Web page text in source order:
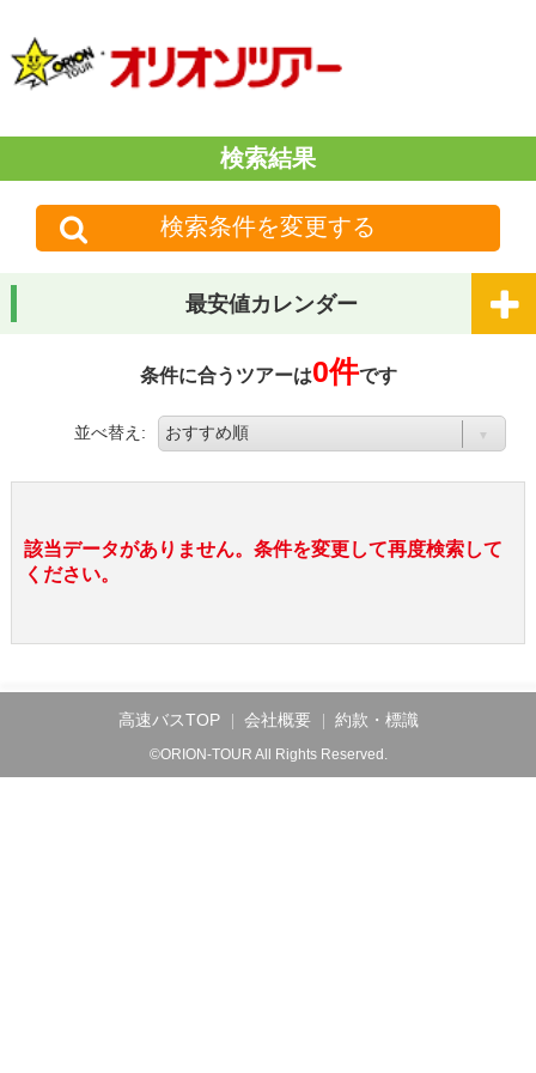
検索結果
検索条件を変更する
最安値カレンダー
条件に合うツアーは0件です
並べ替え:
該当データがありません。条件を変更して再度検索して
ください。
高速バスTOP 会社概要 約款・標識
©ORION-TOUR All Rights Reserved.